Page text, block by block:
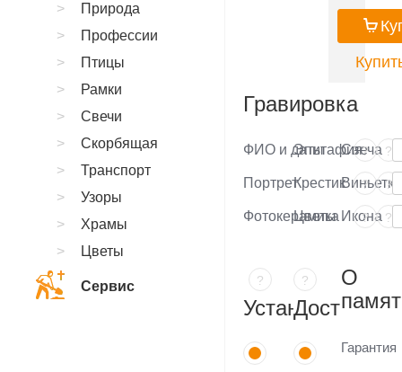
Гравировка
ФИО и даты ?
Портрет ?
Фотокерамика ?
Эпитафия ?
Крестик ?
Цветы ?
Свеча
Виньетка
Икона
?
Установка
?
Доставка
О
Гарантия
Природа
Профессии
Птицы
Рамки
Свечи
Скорбящая
Транспорт
Узоры
Храмы
Цветы
Сервис